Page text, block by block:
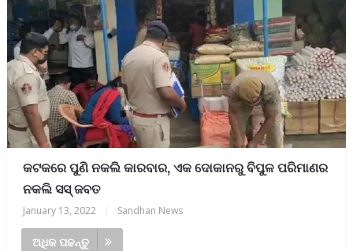
କଟକରେ ପୁଣି ନକଲି କାରବାର, ଏକ ଦୋକାନରୁ ବିପୁଳ ପରିମାଣର
ନକଲି ସସ୍ ଜବତ
January 13, 2022 Sandhan News
ଅଧିକ ପଢନ୍ତୁ